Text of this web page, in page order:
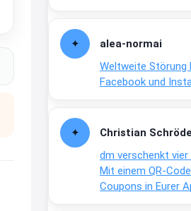
alea-normai
Weltweite Störung
Facebook und
Christian
dm verschenkt vier
Mit einem QR-
Coupons in Eurer
/ max. 15.000
↩
2:19
↩
Joachim